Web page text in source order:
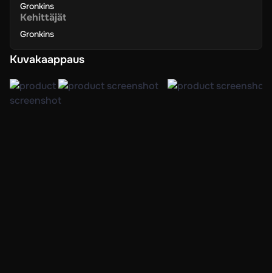
Gronkins
Kehittäjät
Gronkins
Kuvakaappaus